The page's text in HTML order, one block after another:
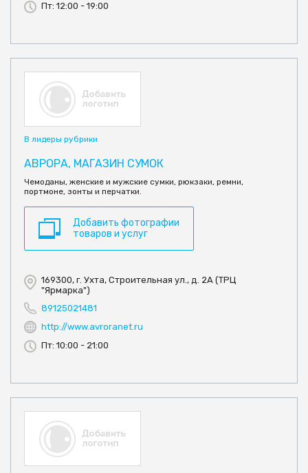
Пт: 12:00 - 19:00
В лидеры рубрики
АВРОРА, МАГАЗИН СУМОК
Чемоданы, женские и мужские сумки, рюкзаки, ремни,
портмоне, зонты и перчатки.
Добавить фотографии
товаров и услуг
169300, г. Ухта, Строительная ул., д. 2А (ТРЦ
"Ярмарка")
89125021481
http://www.avroranet.ru
Пт: 10:00 - 21:00